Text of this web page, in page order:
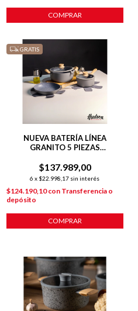
COMPRAR
GRATIS
NUEVA BATERÍA LÍNEA
GRANITO 5 PIEZAS
$137.989,00
6 x $22.998,17 sin interés
$124.190,10con Transferencia o
depósito
COMPRAR